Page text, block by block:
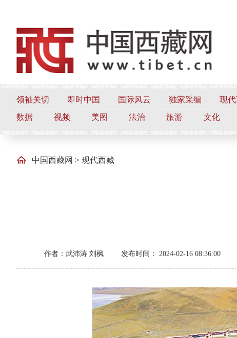
领袖关切 即时中国 国际风云 独家采编 现
数据
视频 美图 法治 旅游 文化
中国西藏网 > 现代西藏
作者：武沛涛 刘枫 发布时间： 2024-02-16 08:36:00